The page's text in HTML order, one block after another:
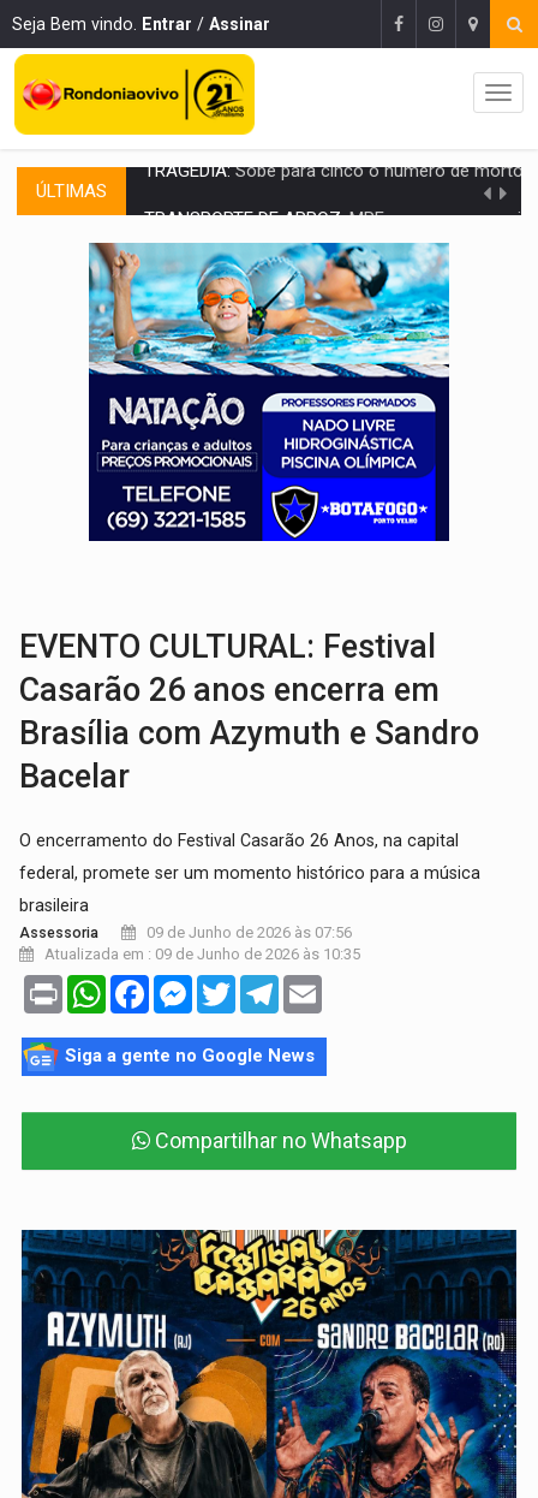
Seja Bem vindo. Entrar / Assinar
ÚLTIMAS MPF assegura cumprimento da legislação sobre
DEEPFAKE:Sancionada lei contra violência sexual infantil na
COLEGIADO:Brasil e Rússia discutem energia nuclear, defesa e
URGENTE:Colisão entre caminhão e carro deixa quatro mortos e um em
Amazônia Negra ganha projeção nacional com participação de
PREVISÃO:Porto Velho tem chances de chuvas isoladas nesta
SINDICATOS UNIDOS:Assembleia Geral delibera greve da educação
PROCESSO SELETIVO: Rondoniaovivo abre oficina de Comunicação com
EVENTO CULTURAL: Festival
Casarão 26 anos encerra em
Brasília com Azymuth e Sandro
Bacelar
O encerramento do Festival Casarão 26 Anos, na capital
federal, promete ser um momento histórico para a música
brasileira
Assessoria
09 de Junho de 2026 às 07:56
Atualizada em : 09 de Junho de 2026 às 10:35
Print WhatsAppFacebookMessenger
TwitterTelegram
Siga a gente no Google News
Compartilhar no Whatsapp